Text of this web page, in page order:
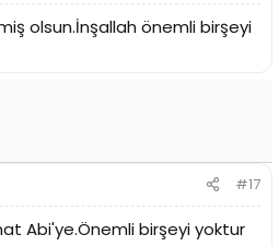
olsun.İnşallah önemli birşeyi
#17
Abi'ye.Önemli birşeyi yoktur